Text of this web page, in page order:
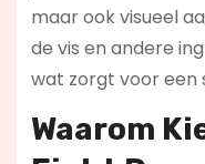
maar ook visueel
de vis en andere
wat zorgt voor een
Waarom